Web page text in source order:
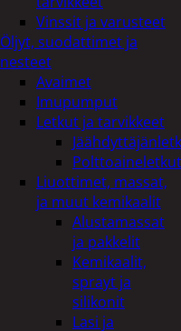
Vinssit ja varusteet
Öljyt, suodattimet ja
nesteet
Avaimet
Imupumput
Letkut ja tarvikkeet
Polttoaineletkut
Liuottimet, massat,
ja muut kemikaalit
Alustamassat
ja pakkelit
Kemikaalit,
sprayt ja
silikonit
Lasi ja